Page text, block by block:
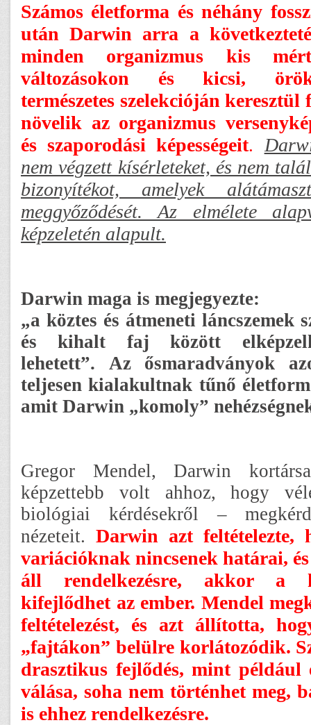
Számos életforma és néhány
után Darwin arra a
minden organizmus kis
változásokon és kicsi,
természetes szelekcióján
növelik az organizmus
és szaporodási képességeit.
nem végzett kísérleteket, és nem
bizonyítékot, amelyek
meggyőződését. Az elmélete
képzeletén alapult.
Darwin maga is megjegyezte:
„a köztes és átmeneti láncszemek
és kihalt faj között
lehetett”. Az ősmaradványok
teljesen kialakultnak tűnő
amit Darwin „komoly”
Gregor Mendel, Darwin
képzettebb volt ahhoz, hogy
biológiai kérdésekről –
nézeteit. Darwin azt feltételezte,
variációknak nincsenek határai,
áll rendelkezésre, akkor a
kifejlődhet az ember. Mendel
feltételezést, és azt állította,
„fajtákon” belülre korlátozódik.
drasztikus fejlődés, mint például
válása, soha nem történhet meg,
is ehhez rendelkezésre.